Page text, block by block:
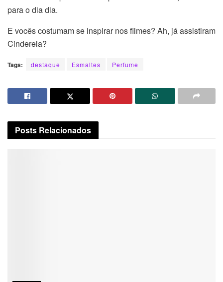
para o dia dia.
E vocês costumam se inspirar nos filmes? Ah, já assistiram
Cinderela?
Tags: destaque Esmaltes Perfume
Posts Relacionados